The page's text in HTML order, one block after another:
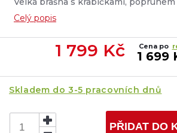
madlem je rozdělena na dvě hlavní
Celý popis
1 799 Kč Cena po
1 699
Skladem do 3-5 pracovních dnů
PŘIDAT DO